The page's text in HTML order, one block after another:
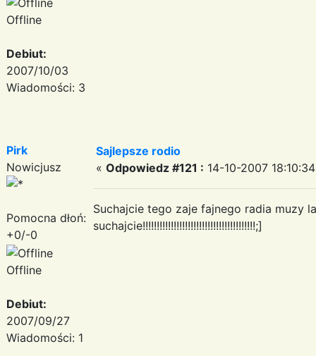
Offline
Debiut:
2007/10/03
Wiadomości: 3
Pirk
Nowicjusz
Pomocna dłoń:
+0/-0
Offline
Debiut:
2007/09/27
Wiadomości: 1
Sajlepsze rodio
« Odpowiedz #121 : 14-10-2007
Suchajcie tego zaje fajnego radia muzy
suchajcie!!!!!!!!!!!!!!!!!!!!!!!!!!!!!!!!!!!!!!!!;]